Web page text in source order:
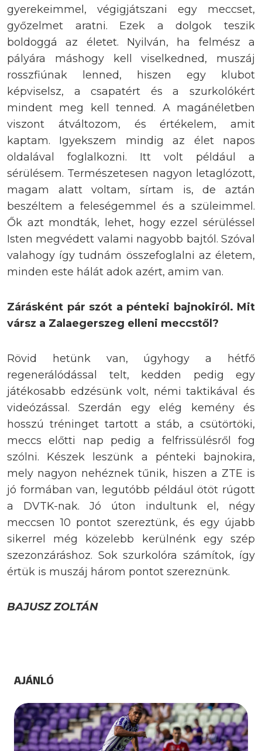
gyerekeimmel, végigjátszani egy meccset,
győzelmet aratni. Ezek a dolgok teszik
boldoggá az életet. Nyilván, ha felmész a
pályára máshogy kell viselkedned, muszáj
rosszfiúnak lenned, hiszen egy klubot
képviselsz, a csapatért és a szurkolókért
mindent meg kell tenned. A magánéletben
viszont átváltozom, és értékelem, amit
kaptam. Igyekszem mindig az élet napos
oldalával foglalkozni. Itt volt például a
sérülésem. Természetesen nagyon letaglózott,
magam alatt voltam, sírtam is, de aztán
beszéltem a feleségemmel és a szüleimmel.
Ők azt mondták, lehet, hogy ezzel sérüléssel
Isten megvédett valami nagyobb bajtól. Szóval
valahogy így tudnám összefoglalni az életem,
minden este hálát adok azért, amim van.
Zárásként pár szót a pénteki bajnokiról. Mit
vársz a Zalaegerszeg elleni meccstől?
Rövid hetünk van, úgyhogy a hétfő
regenerálódással telt, kedden pedig egy
játékosabb edzésünk volt, némi taktikával és
videózással. Szerdán egy elég kemény és
hosszú tréninget tartott a stáb, a csütörtöki,
meccs előtti nap pedig a felfrissülésről fog
szólni. Készek leszünk a pénteki bajnokira,
mely nagyon nehéznek tűnik, hiszen a ZTE is
jó formában van, legutóbb például ötöt rúgott
a DVTK-nak. Jó úton indultunk el, négy
meccsen 10 pontot szereztünk, és egy újabb
sikerrel még közelebb kerülnénk egy szép
szezonzáráshoz. Sok szurkolóra számítok, így
értük is muszáj három pontot szereznünk.
BAJUSZ ZOLTÁN
AJÁNLÓ